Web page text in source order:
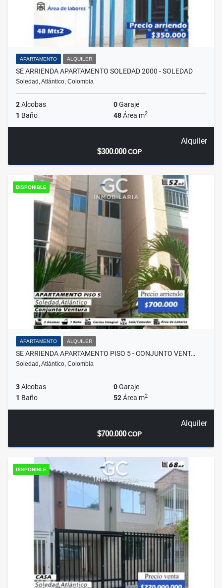
APARTAMENTO ALQUILER
SE ARRIENDA APARTAMENTO SOLEDAD 2000 - SOLEDAD
Soledad, Atlántico, Colombia
2Alcobas 0Garaje
1 Baño 48Área m2
Alquiler
$300.000COP
DISPONIBLE
APARTAMENTO ALQUILER
SE ARRIENDA APARTAMENTO PISO 5 - CONJUNTO VENT…
Soledad, Atlántico, Colombia
3Alcobas 0Garaje
1 Baño 52Área m2
Alquiler
$700.000COP
DISPONIBLE